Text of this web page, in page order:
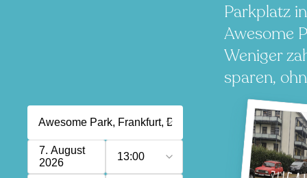
Parkplatz
Awesome
Weniger
sparen,
7. August
2026
13:00